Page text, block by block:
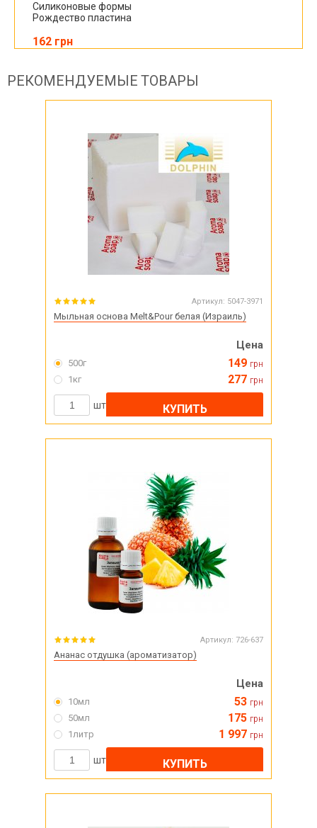
Силиконовые формы
Рождество пластина
162 грн
РЕКОМЕНДУЕМЫЕ ТОВАРЫ
Артикул: 5047-3971
Мыльная основа Melt&Pour белая (Израиль)
Цена
500г 149 грн
1кг 277 грн
шт КУПИТЬ
Артикул: 726-637
Ананас отдушка (ароматизатор)
Цена
10мл 53 грн
50мл 175 грн
1литр 1 997 грн
шт КУПИТЬ